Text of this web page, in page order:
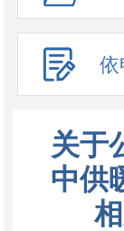
依
关于
中供